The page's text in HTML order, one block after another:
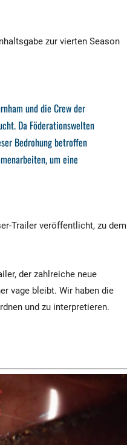
zur vierten Season
und die Crew der
Da Föderationswelten
Bedrohung betroffen
um eine
Trailer veröffentlicht, zu dem
der zahlreiche neue
vage bleibt. Wir haben die
und zu interpretieren.